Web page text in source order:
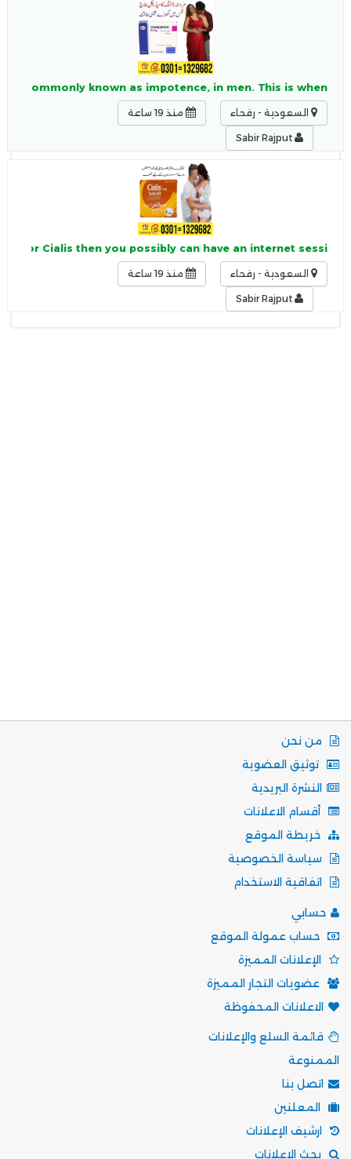
commonly known as impotence, in men. This is when
السعودية - رفحاء منذ 19 ساعة
for Cialis then you possibly can have an internet sessi
السعودية - رفحاء منذ 19 ساعة
من نحن
توثيق العضوية
النشرة البريدية
أقسام الاعلانات
خريطة الموقع
سياسة الخصوصية
اتفاقية الاستخدام
حسابي
حساب عمولة الموقع
الإعلانات المميزة
عضويات التجار المميزة
الاعلانات المحفوظة
قائمة السلع والإعلانات
الممنوعة
اتصل بنا
المعلنين
ارشيف الإعلانات
بحث الاعلانات